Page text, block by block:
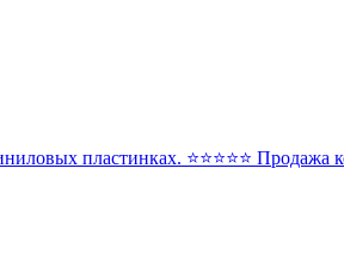
пластинках. ⭐️⭐️⭐️⭐️⭐️